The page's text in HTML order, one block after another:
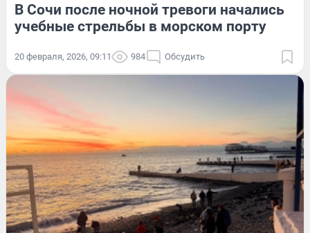
В Сочи после ночной тревоги начались
учебные стрельбы в морском порту
20 февраля, 2026, 09:11 984 Обсудить